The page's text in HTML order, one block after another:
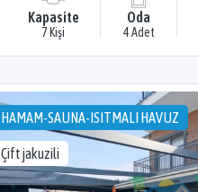
Kapasite
7 Kişi
Oda
4 Adet
HAMAM-SAUNA-ISITMALI HAVUZ
Çift jakuzili